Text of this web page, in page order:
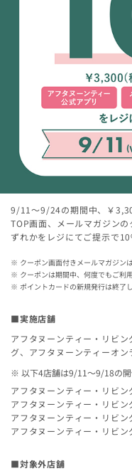
9/11～9/24の期間中、￥
TOP画面、メールマガジン
ずれかをレジにてご提示で
クーポン画面付きメールマガジン
クーポンは期間中、何度でもご利
ポイントカードの新規発行は終了
■実施店舗
アフタヌーンティー・リビ
グ、アフタヌーンティーオン
以下4店舗は9/11～9/18の開
アフタヌーンティー・リビン
アフタヌーンティー・リビ
アフタヌーンティー・リビン
アフタヌーンティー・リビ
■対象外店舗